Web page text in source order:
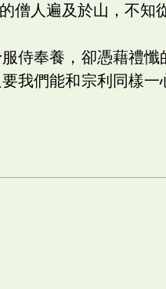
僧人遍及於山，不知
侍奉養，卻憑藉禮
我們能和宗利同樣一